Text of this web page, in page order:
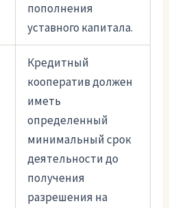
пополнения
уставного капитала.
Кредитный
кооператив должен
иметь
определенный
минимальный срок
деятельности до
получения
разрешения на